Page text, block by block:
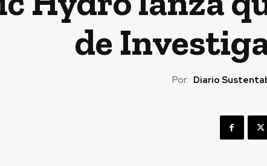
de
Por: Diario